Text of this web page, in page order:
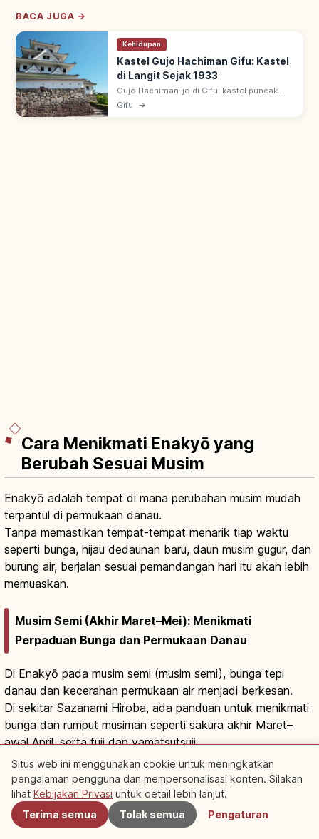
BACA JUGA →
Kehidupan
Kastel Gujo Hachiman Gifu: Kastel
di Langit Sejak 1933
Gujo Hachiman-jo di Gifu: kastel puncak
Hachimanyama, dijuluki 'kastel di langit'.
Gifu →
Cara Menikmati Enakyō yang
Berubah Sesuai Musim
Enakyō adalah tempat di mana perubahan musim mudah
terpantul di permukaan danau.
Tanpa memastikan tempat-tempat menarik tiap waktu
seperti bunga, hijau dedaunan baru, daun musim gugur, dan
burung air, berjalan sesuai pemandangan hari itu akan lebih
memuaskan.
Musim Semi (Akhir Maret–Mei): Menikmati
Perpaduan Bunga dan Permukaan Danau
Di Enakyō pada musim semi (musim semi), bunga tepi
danau dan kecerahan permukaan air menjadi berkesan.
Di sekitar Sazanami Hiroba, ada panduan untuk menikmati
bunga dan rumput musiman seperti sakura akhir Maret–
awal April, serta fuji dan yamatsutsuji.
Saat ramai, memberikan sedikit tempat setelah berfoto
akan membuat sesama wisatawan dapat menghabiskan
waktu dengan nyaman.
Musim Panas hingga Musim Gugur (Pertengahan–
Terdekat
Situs web ini menggunakan cookie untuk meningkatkan
pengalaman pengguna dan mempersonalisasi konten. Silakan
lihat Kebijakan Privasi untuk detail lebih lanjut.
Terima semua
Tolak semua Pengaturan